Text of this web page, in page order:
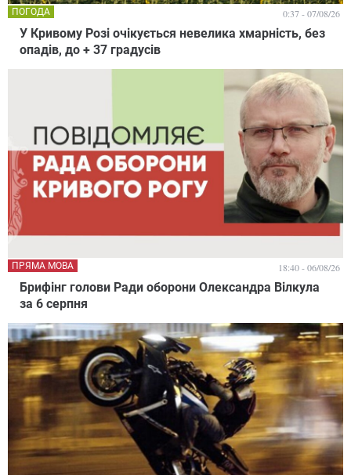
У Кривому Розі очікується невелика хмарність, без
опадів, до + 37 градусів
ПОГОДА 0:37 - 07/08/26
Брифінг голови Ради оборони Олександра Вілкула
за 6 серпня
ПРЯМА МОВА 18:40 - 06/08/26